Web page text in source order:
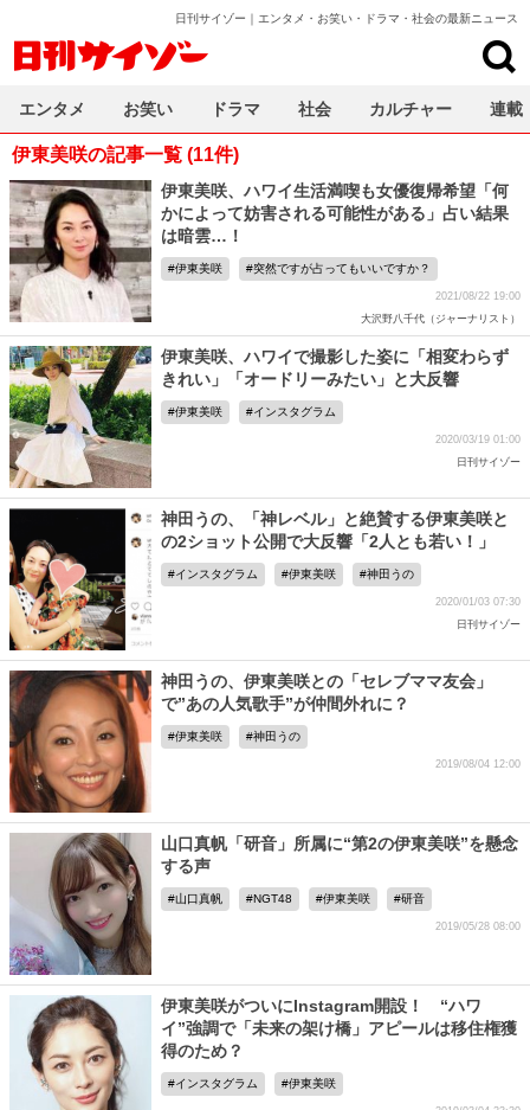
日刊サイゾー｜エンタメ・お笑い・ドラマ・社会の最新ニュース
伊東美咲の記事一覧 (11件)
伊東美咲、ハワイ生活満喫も女優復帰希望「何
かによって妨害される可能性がある」占い結果
は暗雲…！
伊東美咲 突然ですが占ってもいいですか？
2021/08/22 19:00
大沢野八千代（ジャーナリスト）
伊東美咲、ハワイで撮影した姿に「相変わらず
きれい」「オードリーみたい」と大反響
伊東美咲 インスタグラム
2020/03/19 01:00
日刊サイゾー
神田うの、「神レベル」と絶賛する伊東美咲と
の2ショット公開で大反響「2人とも若い！」
インスタグラム 伊東美咲 神田うの
2020/01/03 07:30
日刊サイゾー
神田うの、伊東美咲との「セレブママ友会」
で”あの人気歌手”が仲間外れに？
伊東美咲 神田うの
2019/08/04 12:00
山口真帆「研音」所属に“第2の伊東美咲”を懸念
する声
山口真帆 NGT48 伊東美咲 研音
2019/05/28 08:00
伊東美咲がついにInstagram開設！ “ハワ
イ”強調で「未来の架け橋」アピールは移住権獲
得のため？
インスタグラム 伊東美咲
エンタメ お笑い ドラマ 社会 カルチャー 連載